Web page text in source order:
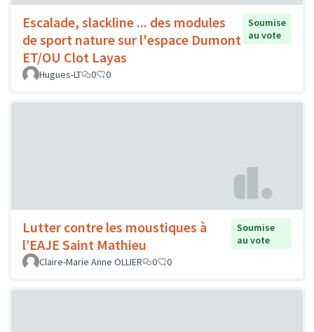
Escalade, slackline ... des modules
de sport nature sur l'espace Dumont
ET/OU Clot Layas
Soumise
au vote
Hugues-LT 0 0
Lutter contre les moustiques à
l’EAJE Saint Mathieu
Soumise
au vote
Claire-Marie Anne OLLIER
0 0